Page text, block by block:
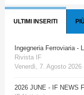
ULTIMI INSERITI
Ingegneria Ferroviaria -
Rivista IF
Venerdì, 7. Agosto 2026
2026 JUNE - IF NEWS